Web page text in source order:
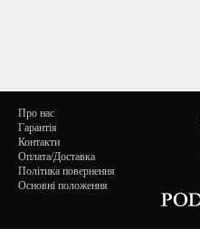
Про нас
Гарантія
Контакти
Оплата/Доставка
Політика повернення
Основні положення